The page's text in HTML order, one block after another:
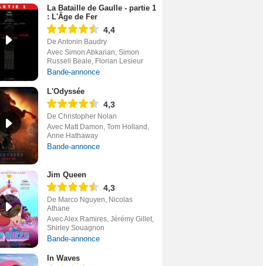
La Bataille de Gaulle - partie 1
: L'Âge de Fer
4,4
De Antonin Baudry
Avec Simon Abkarian, Simon
Russell Beale, Florian Lesieur
Bande-annonce
L'Odyssée
4,3
De Christopher Nolan
Avec Matt Damon, Tom Holland,
Anne Hathaway
Bande-annonce
Jim Queen
4,3
De Marco Nguyen, Nicolas
Athane
Avec Alex Ramires, Jérémy Gillet,
Shirley Souagnon
Bande-annonce
In Waves